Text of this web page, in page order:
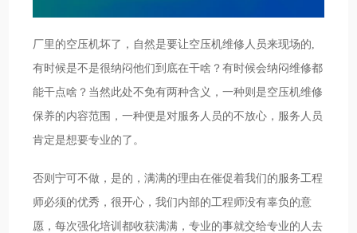
厂里的空压机坏了，自然是要让空压机维修人员来现场的,
有时候是不是很纳闷他们到底在干啥？有时候会纳闷维修都
能干点啥？当然此处不免有两种含义，一种则是空压机维修
保养的内容范围，一种便是对服务人员的不放心，服务人员
肯定是想要专业的了。
否则宁可不做，是的，满满的理由在催促着我们的服务工程
师必须的优秀，很开心，我们内部的工程师没有辜负的意
愿，每次强化培训都收获满满，专业的事就交给专业的人去